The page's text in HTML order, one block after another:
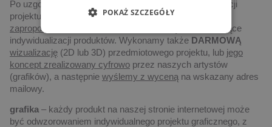
Po uzgodnieniu szczegółów dotyczących czasu realizacji
projektu, ilości zamawianych statuetek, jak i budżetu
zaproponujemy
dotyczące
indywidualizacji produktów. Wykonamy także DARMOWĄ
wizualizację (2D lub 3D) przedmiotowego projektu, lub jego
koncept zrealizowany cyfrowo przez naszych artystów
(grafików), a następnie wyślemy z wyceną na wskazany adres
mailowy.
grafika – każdy produkt na naszej stronie internetowej może
być odwzorowaniem indywidualnego projektu graficznego, z
POKAŻ SZCZEGÓŁY